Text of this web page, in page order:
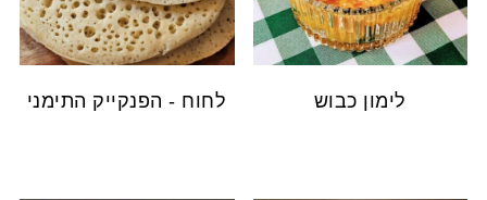
לימון כבוש לחוח - הפנקייק התימני